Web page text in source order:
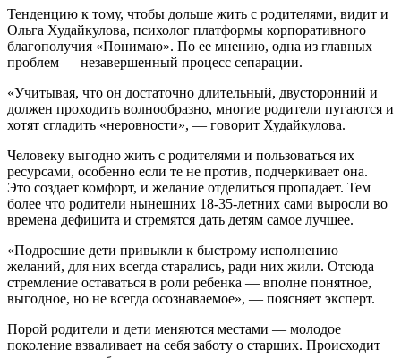
Тенденцию к тому, чтобы дольше жить с родителями, видит и
Ольга Худайкулова, психолог платформы корпоративного
благополучия «Понимаю». По ее мнению, одна из главных
проблем — незавершенный процесс сепарации.
«Учитывая, что он достаточно длительный, двусторонний и
должен проходить волнообразно, многие родители пугаются и
хотят сгладить «неровности», — говорит Худайкулова.
Человеку выгодно жить с родителями и пользоваться их
ресурсами, особенно если те не против, подчеркивает она.
Это создает комфорт, и желание отделиться пропадает. Тем
более что родители нынешних 18-35-летних сами выросли во
времена дефицита и стремятся дать детям самое лучшее.
«Подросшие дети привыкли к быстрому исполнению
желаний, для них всегда старались, ради них жили. Отсюда
стремление оставаться в роли ребенка — вполне понятное,
выгодное, но не всегда осознаваемое», — поясняет эксперт.
Порой родители и дети меняются местами — молодое
поколение взваливает на себя заботу о старших. Происходит